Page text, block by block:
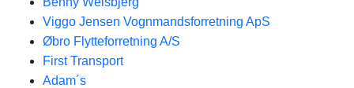
Viggo Jensen Vognmandsforretning ApS
Øbro Flytteforretning A/S
First Transport
Adam´s